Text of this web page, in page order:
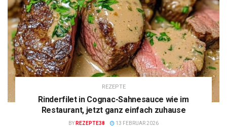
REZEPTE
Rinderfilet in Cognac-Sahnesauce wie im
Restaurant, jetzt ganz einfach zuhause
BY REZEPTE38 13 FEBRUAR 2026